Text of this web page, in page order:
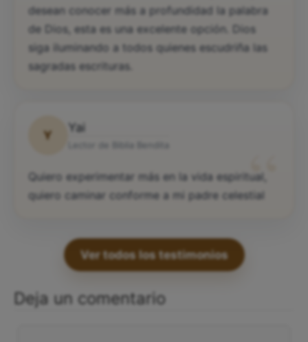
desean conocer más a profundidad la palabra
de Dios, esta es una excelente opción. Dios
siga iluminando a todos quienes escudriña las
sagradas escrituras.
Y
Yai
“
Quiero experimentar más en la vida espiritual,
quiero caminar conforme a mi padre celestial
Ver todos los testimonios
Deja un comentario